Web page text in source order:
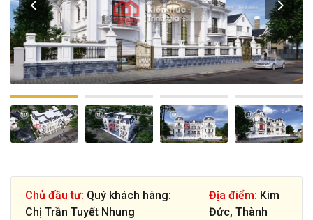
Chủ đầu tư: Quý khách hàng:
Chị Trần Tuyết Nhung
Địa điểm: Kim
Đức, Thành